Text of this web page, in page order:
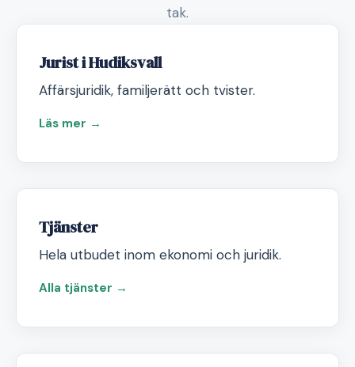
tak.
Jurist i Hudiksvall
Affärsjuridik, familjerätt och tvister.
Läs mer →
Tjänster
Hela utbudet inom ekonomi och juridik.
Alla tjänster →